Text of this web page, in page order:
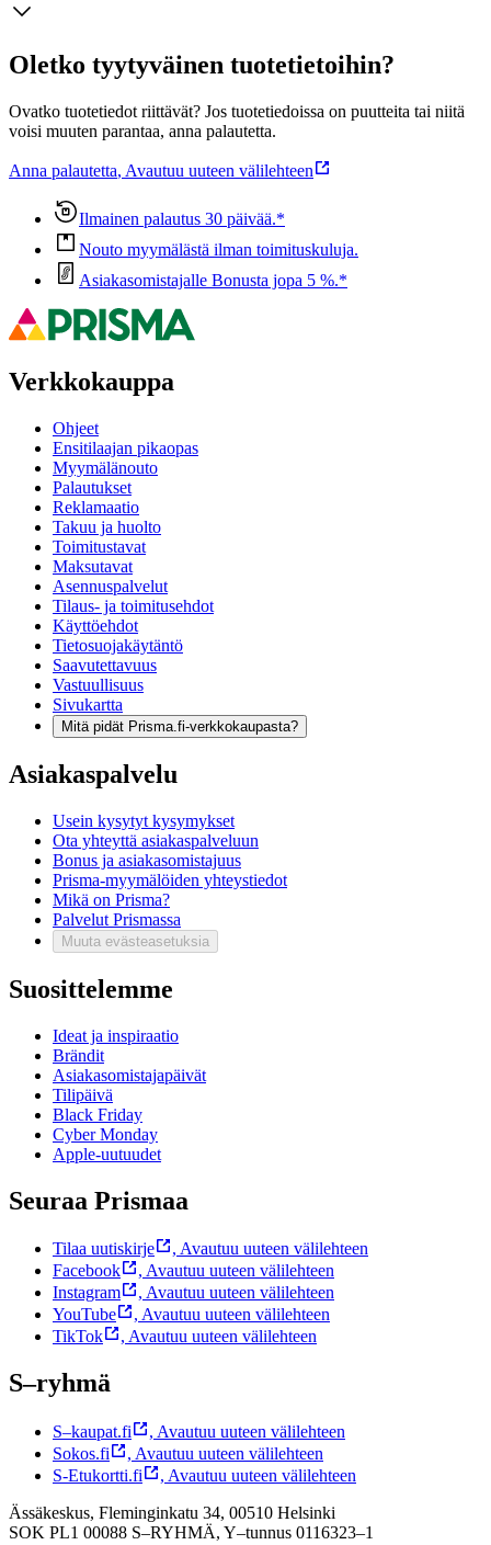
Oletko tyytyväinen tuotetietoihin?
Ovatko tuotetiedot riittävät? Jos tuotetiedoissa on puutteita tai niitä
voisi muuten parantaa, anna palautetta.
Anna palautetta, Avautuu uuteen välilehteen
Ilmainen palautus 30 päivää.*
Nouto myymälästä ilman toimituskuluja.
Asiakasomistajalle Bonusta jopa 5 %.*
Verkkokauppa
Ohjeet
Ensitilaajan pikaopas
Myymälänouto
Palautukset
Reklamaatio
Takuu ja huolto
Toimitustavat
Maksutavat
Asennuspalvelut
Tilaus- ja toimitusehdot
Käyttöehdot
Tietosuojakäytäntö
Saavutettavuus
Vastuullisuus
Sivukartta
Mitä pidät Prisma.fi-verkkokaupasta?
Asiakaspalvelu
Usein kysytyt kysymykset
Ota yhteyttä asiakaspalveluun
Bonus ja asiakasomistajuus
Prisma-myymälöiden yhteystiedot
Mikä on Prisma?
Palvelut Prismassa
Muuta evästeasetuksia
Suosittelemme
Ideat ja inspiraatio
Brändit
Asiakasomistajapäivät
Tilipäivä
Black Friday
Cyber Monday
Apple-uutuudet
Seuraa Prismaa
Tilaa uutiskirje , Avautuu uuteen välilehteen
Facebook
, Avautuu uuteen välilehteen
Instagram
, Avautuu uuteen välilehteen
YouTube
, Avautuu uuteen välilehteen
TikTok
, Avautuu uuteen välilehteen
S–ryhmä
S–kaupat.fi , Avautuu uuteen välilehteen
Sokos.fi
, Avautuu uuteen välilehteen
S-Etukortti.fi
, Avautuu uuteen välilehteen
Ässäkeskus, Fleminginkatu 34, 00510 Helsinki
SOK PL1 00088 S–RYHMÄ, Y–tunnus 0116323–1